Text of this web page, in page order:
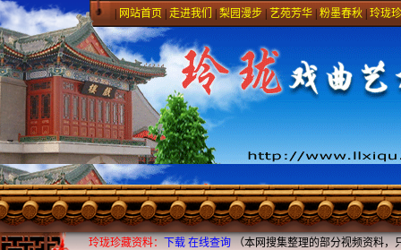
网站首页 走进我们 梨园漫步 艺苑芳华 粉墨春秋 玲珑
玲珑珍藏资料：下载 在线查询（本网搜集整理的部分视频资料，